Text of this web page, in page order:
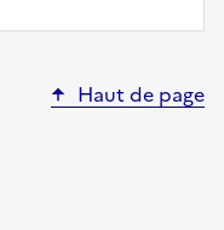
Haut de page